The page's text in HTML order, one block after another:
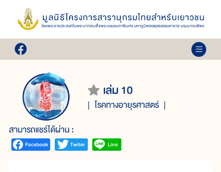
เล่ม 10
โรคทางอายุรศาสตร์
สามารถแชร์ได้ผ่าน :